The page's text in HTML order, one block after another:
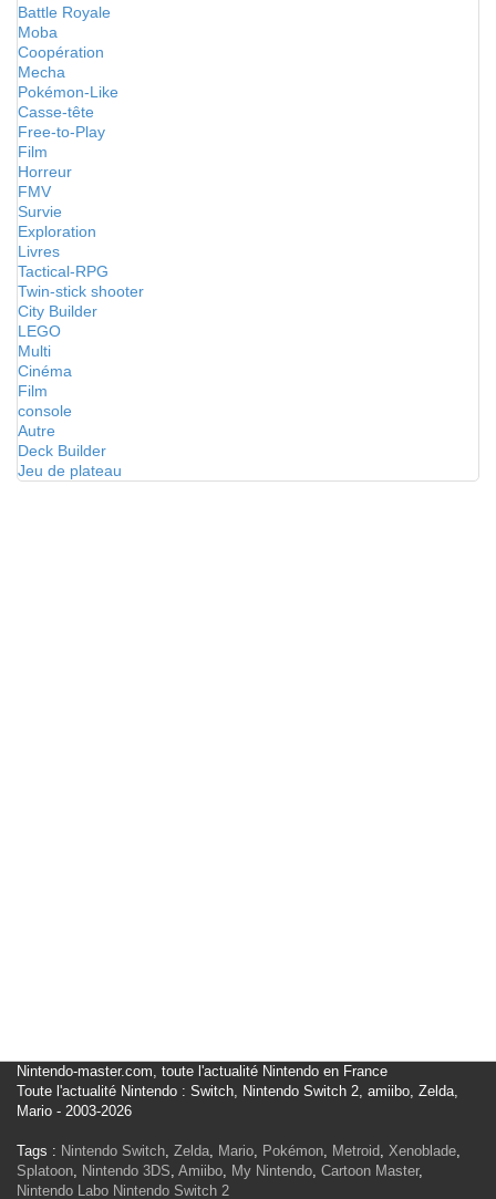
Battle Royale
Moba
Coopération
Mecha
Pokémon-Like
Casse-tête
Free-to-Play
Film
Horreur
FMV
Survie
Exploration
Livres
Tactical-RPG
Twin-stick shooter
City Builder
LEGO
Multi
Cinéma
Film
console
Autre
Deck Builder
Jeu de plateau
Nintendo-master.com, toute l'actualité Nintendo en France
Toute l'actualité Nintendo : Switch, Nintendo Switch 2, amiibo, Zelda,
Mario - 2003-2026
Tags : Nintendo Switch, Zelda, Mario, Pokémon, Metroid, Xenoblade,
Splatoon, Nintendo 3DS, Amiibo, My Nintendo, Cartoon Master,
Nintendo Labo Nintendo Switch 2